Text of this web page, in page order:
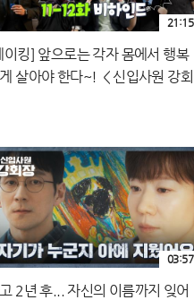
이킹] 앞으로는 각자 몸에서 행복
살아야 한다~! ＜신입사원 강회
21:15
2년 후... 자신의 이름까지 잊어
03:57